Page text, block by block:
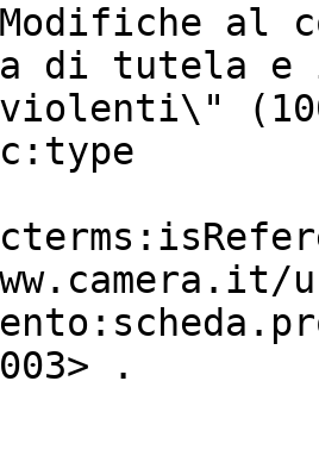
al
di tutela e